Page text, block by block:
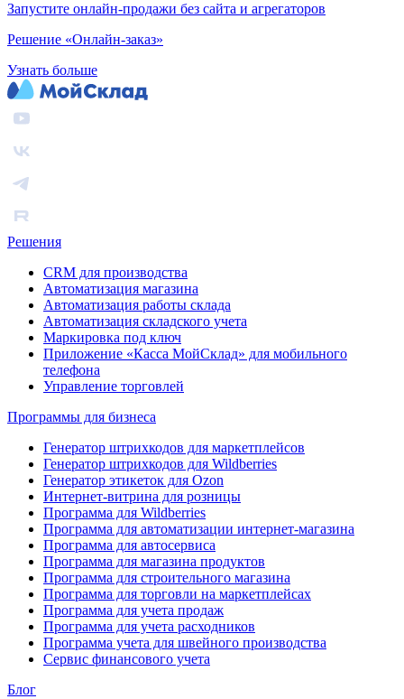
Запустите онлайн-продажи без сайта и агрегаторов
Решение «Онлайн-заказ»
Узнать больше
Решения
CRM для производства
Автоматизация магазина
Автоматизация работы склада
Автоматизация складского учета
Маркировка под ключ
Приложение «Касса МойСклад» для мобильного
телефона
Управление торговлей
Программы для бизнеса
Генератор штрихкодов для маркетплейсов
Генератор штрихкодов для Wildberries
Генератор этикеток для Ozon
Интернет-витрина для розницы
Программа для Wildberries
Программа для автоматизации интернет-магазина
Программа для автосервиса
Программа для магазина продуктов
Программа для строительного магазина
Программа для торговли на маркетплейсах
Программа для учета продаж
Программа для учета расходников
Программа учета для швейного производства
Сервис финансового учета
Блог